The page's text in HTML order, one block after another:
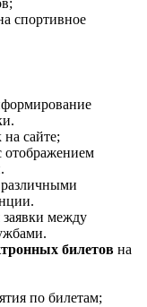
спортивное
сайте;
отображением
различными
заявки между
билетов на
по билетам;